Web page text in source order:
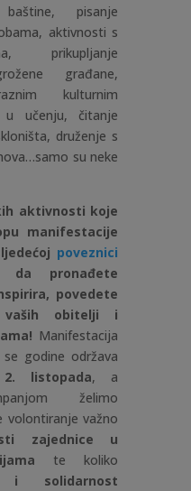
pisanje
aktivnosti s
prikupljanje
građane,
kulturnim
u učenju, čitanje
druženje s
su neke
aktivnosti koje
manifestacije
poveznici
pronađete
povedete
obitelji i
Manifestacija
godine održava
listopada, a
želimo
važno
zajednice u
te koliko
i solidarnost